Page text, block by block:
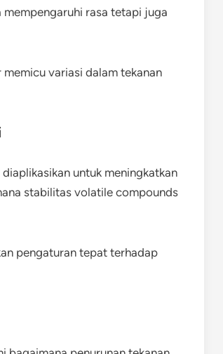
rasa tetapi juga
variasi dalam tekanan
untuk meningkatkan
stabilitas volatile compounds
pengaturan tepat terhadap